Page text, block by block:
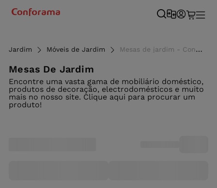
Jardim Móveis de Jardim Mesas de jardim - Conforama
Mesas De Jardim
Encontre uma vasta gama de mobiliário doméstico,
produtos de decoração, electrodomésticos e muito
mais no nosso site. Clique aqui para procurar um
produto!